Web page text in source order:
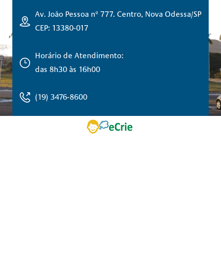
Av. João Pessoa nº 777. Centro, Nova Odessa/SP
CEP: 13380-017
Horário de Atendimento:
das 8h30 às 16h00
(19) 3476-8600